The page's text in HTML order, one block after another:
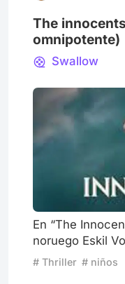
The
omnipotente)
Swallow
En “The
noruego Eskil
mundo
# Thriller # niños